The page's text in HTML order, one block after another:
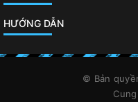
HƯỚNG DẪN
© Bản